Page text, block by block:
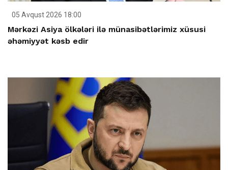
05 Avqust 2026 18:00
Mərkəzi Asiya ölkələri ilə münasibətlərimiz xüsusi
əhəmiyyət kəsb edir